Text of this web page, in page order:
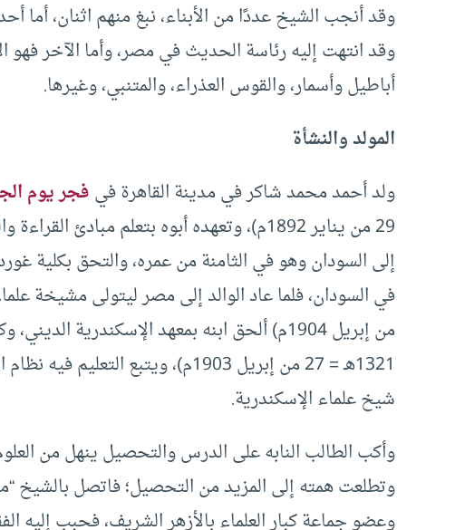
وقد أنجب الشيخ عددًا من الأبناء، نبغ منهم اثنان، أما
وقد انتهت إليه رئاسة الحديث في مصر، وأما الآخر
أباطيل وأسمار، والقوس العذراء، والمتنبي، وغيرها.
المولد والنشأة
ولد أحمد محمد شاكر في مدينة القاهرة فيفجر يوم
29 من يناير 1892م)، وتعهده أبوه بتعلم مبادئ
إلى السودان وهو في الثامنة من عمره، والتحق بكلية
1321هـ = 27 من إبريل 1903م)،
شيخ علماء الإسكندرية.
وأكب الطالب النابه على الدرس والتحصيل ينهل من
وتطلعت همته إلى المزيد من التحصيل؛ فاتصل بالشيخ
وعضو جماعة كبار العلماء بالأزهر الشريف، فحبب إليه